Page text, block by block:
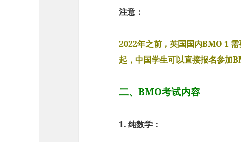
注意：
2022年之前，英国国内BMO 1
起，中国学生可以直接报名参加
二、BMO考试内容
1. 纯数学：